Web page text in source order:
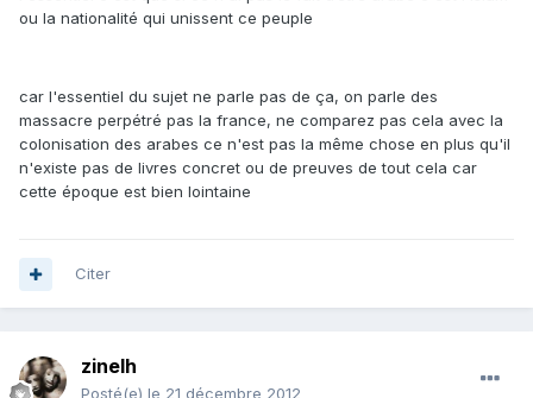
ou la nationalité qui unissent ce peuple
car l'essentiel du sujet ne parle pas de ça, on parle des
massacre perpétré pas la france, ne comparez pas cela avec la
colonisation des arabes ce n'est pas la même chose en plus qu'il
n'existe pas de livres concret ou de preuves de tout cela car
cette époque est bien lointaine
Citer
zinelh
Posté(e) le 21 décembre 2012